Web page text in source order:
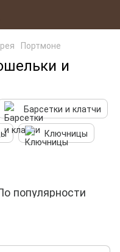
Портмоне
и
Барсетки и клатчи
Ключницы
популярности